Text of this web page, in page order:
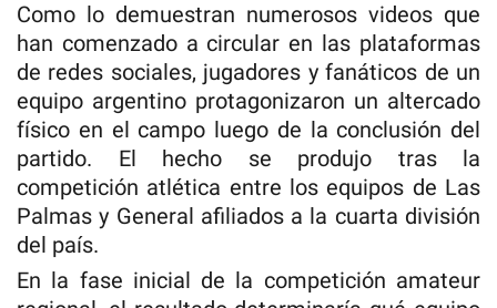
Como lo demuestran numerosos videos que
han comenzado a circular en las plataformas
de redes sociales, jugadores y fanáticos de un
equipo argentino protagonizaron un altercado
físico en el campo luego de la conclusión del
partido. El hecho se produjo tras la
competición atlética entre los equipos de Las
Palmas y General afiliados a la cuarta división
del país.
En la fase inicial de la competición amateur